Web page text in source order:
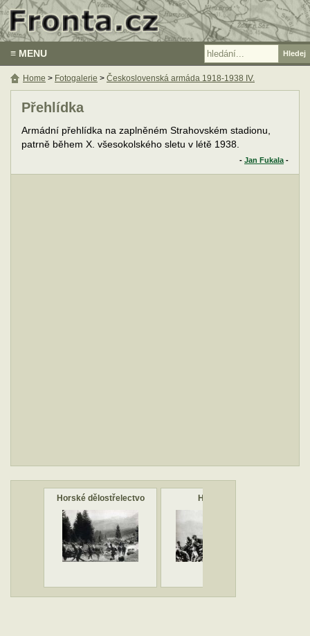
≡ MENU
Přehlídka
Armádní přehlídka na zaplněném Strahovském stadionu,
patrně během X. všesokolského sletu v létě 1938.
- Jan Fukala -
Horské dělostřelectvo Hej - Rup!
Home > Fotogalerie > Československá armáda 1918-1938 IV.